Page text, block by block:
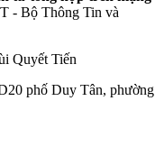
- Bộ Thông Tin và
Quyết Tiến
phố Duy Tân, phường